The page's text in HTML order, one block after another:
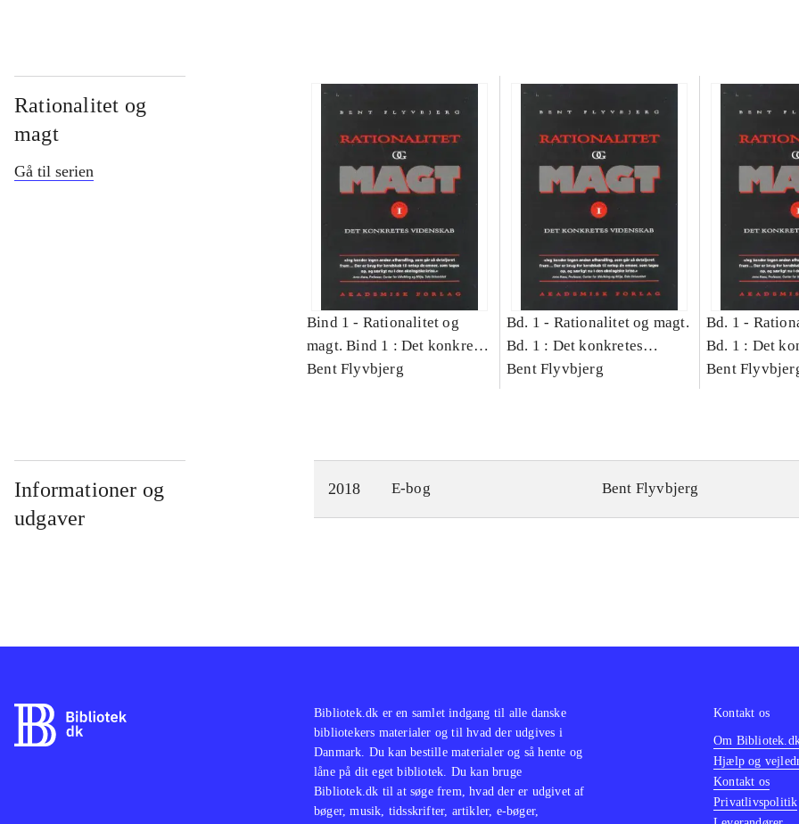
Rationalitet og
magt
Gå til serien
Bind 1 - Rationalitet og
magt. Bind 1 : Det konkretes
videnskab
Bent Flyvbjerg
Bd. 1 - Rationalitet og magt.
Bd. 1 : Det konkretes
videnskab
Bent Flyvbjerg
Bd. 1 -
Bd. 1 : Det
videnskab
Bent
Informationer og
udgaver
2018 E-bog Bent Flyvbjerg
Bibliotek.dk er en samlet indgang til alle danske
bibliotekers materialer og til hvad der udgives i
Danmark. Du kan bestille materialer og så hente og
låne på dit eget bibliotek. Du kan bruge
Bibliotek.dk til at søge frem, hvad der er udgivet af
bøger, musik, tidsskrifter, artikler, e-bøger,
Kontakt os
Om
Hjælp og
Kontakt os
Privatlivspolitik